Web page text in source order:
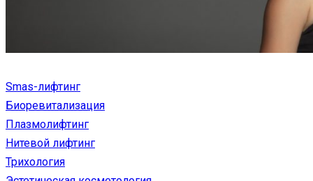
Smas-лифтинг
Биоревитализация
Плазмолифтинг
Нитевой лифтинг
Трихология